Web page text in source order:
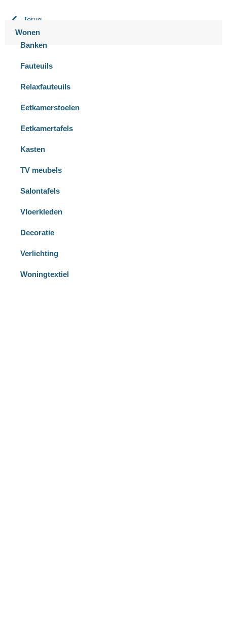
Terug
Wonen
Banken
Fauteuils
Relaxfauteuils
Eetkamerstoelen
Eetkamertafels
Kasten
TV meubels
Salontafels
Vloerkleden
Decoratie
Verlichting
Woningtextiel